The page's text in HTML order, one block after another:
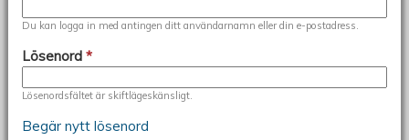
Du kan logga in med antingen ditt användarnamn eller din e-postadress.
Lösenord *
Lösenordsfältet är skiftlägeskänsligt.
Begär nytt lösenord